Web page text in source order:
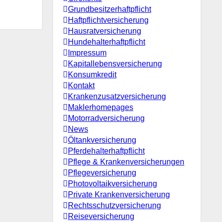
Grundbesitzerhaftpflicht
Haftpflichtversicherung
Hausratversicherung
Hundehalterhaftpflicht
Impressum
Kapitallebensversicherung
Konsumkredit
Kontakt
Krankenzusatzversicherung
Maklerhomepages
Motorradversicherung
News
Öltankversicherung
Pferdehalterhaftpflicht
Pflege & Krankenversicherungen
Pflegeversicherung
Photovoltaikversicherung
Private Krankenversicherung
Rechtsschutzversicherung
Reiseversicherung